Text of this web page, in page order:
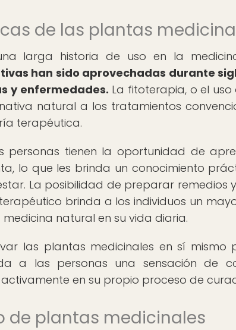
de las plantas
larga historia de uso en la
han sido aprovechadas durante
y enfermedades. La fitoterapia, o el
natural a los tratamientos
terapéutica.
personas tienen la oportunidad de
lo que les brinda un conocimiento
La posibilidad de preparar remedios
brinda a los individuos un
natural en su vida diaria.
las plantas medicinales en sí mismo
a las personas una sensación de
en su propio proceso de
de plantas medicinales